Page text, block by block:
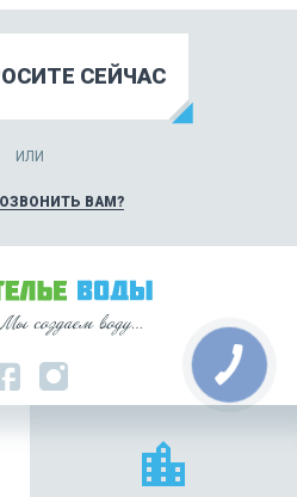
СЕЙЧАС
ИЛИ
ВАМ?
location_city